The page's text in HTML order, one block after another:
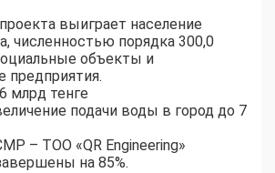
выиграет население
численностью порядка 300,0
объекты и
млрд тенге
подачи воды в город до 7
– ТОО «QR Engineering»
на 85%.